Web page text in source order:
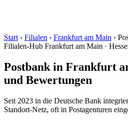
Start › Filialen › Frankfurt am Main ›
Filialen-Hub Frankfurt am Main ·
Postbank in Frankfurt
und Bewertungen
Seit 2023 in die Deutsche Bank
Standort-Netz, oft in Postagenturen